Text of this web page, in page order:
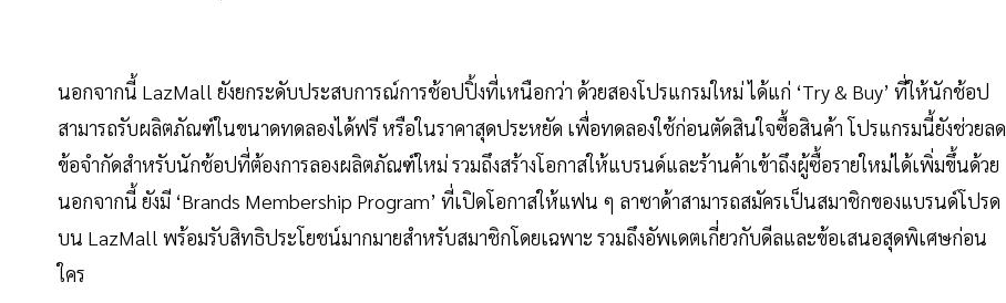
นอกจากนี้ LazMall ยังยกระดับประสบการณ์การช้อปปิ้งที่เหนือกว่า ด้วยสองโปรแกรมใหม่ ได้แก่ ‘Try & Buy’ ที่ให้นักช้อป
สามารถรับผลิตภัณฑ์ในขนาดทดลองได้ฟรี หรือในราคาสุดประหยัด เพื่อทดลองใช้ก่อนตัดสินใจซื้อสินค้า โปรแกรมนี้ยังช่วยลด
ข้อจำกัดสำหรับนักช้อปที่ต้องการลองผลิตภัณฑ์ใหม่ รวมถึงสร้างโอกาสให้แบรนด์และร้านค้าเข้าถึงผู้ซื้อรายใหม่ได้เพิ่มขึ้นด้วย
นอกจากนี้ ยังมี ‘Brands Membership Program’ ที่เปิดโอกาสให้แฟน ๆ ลาซาด้าสามารถสมัครเป็นสมาชิกของแบรนด์โปรด
บน LazMall พร้อมรับสิทธิประโยชน์มากมายสำหรับสมาชิกโดยเฉพาะ รวมถึงอัพเดตเกี่ยวกับดีลและข้อเสนอสุดพิเศษก่อน
ใคร